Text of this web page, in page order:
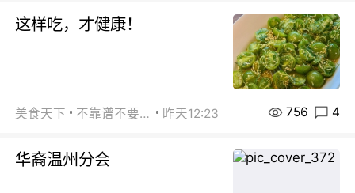
这样吃，才健康！
美食天下 不靠谱不要联系 昨天12:23 756 4
华裔温州分会